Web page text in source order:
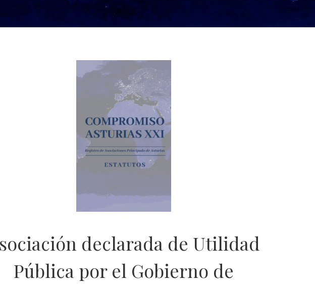
declarada de Utilidad
Pública por el Gobierno de